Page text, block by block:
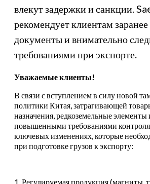
влекут задержки и санкции.
рекомендует клиентам заранее
документы и внимательно
требованиями при экспорте.
Уважаемые клиенты!
В связи с вступлением в силу новой
политики Китая, затрагивающей
назначения, редкоземельные
повышенными требованиями
ключевых изменениях, которые
при подготовке грузов к экспорту:
1. Регулируемая продукция (магниты,